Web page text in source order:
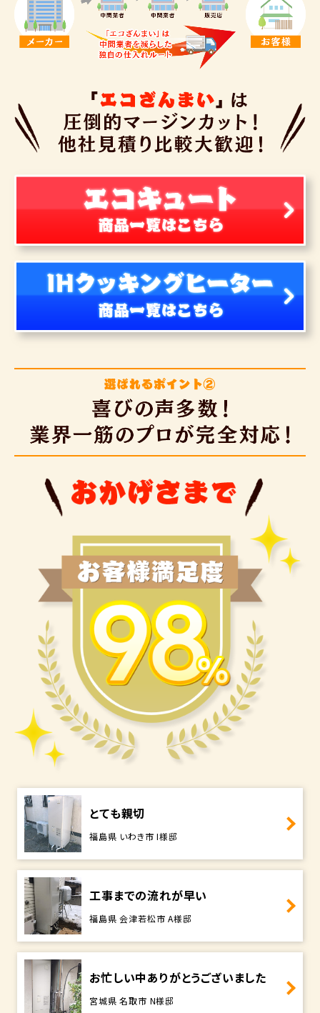
とても親切
福島県 いわき市 I様邸
工事までの流れが早い
福島県 会津若松市 A様邸
お忙しい中ありがとうございました
宮城県 名取市 N様邸